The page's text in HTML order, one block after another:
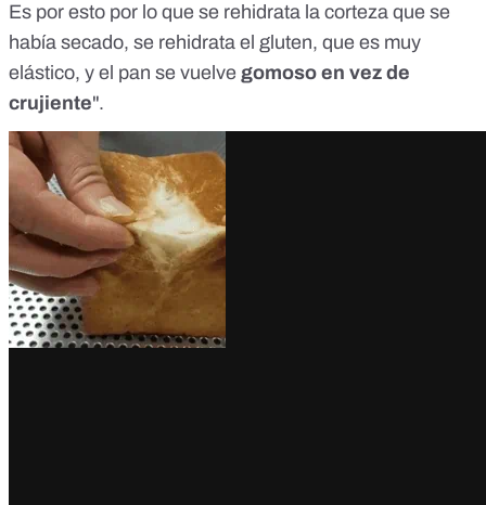
Es por esto por lo que se rehidrata la corteza que se
había secado, se rehidrata el gluten, que es muy
elástico, y el pan se vuelve gomoso en vez de
crujiente".